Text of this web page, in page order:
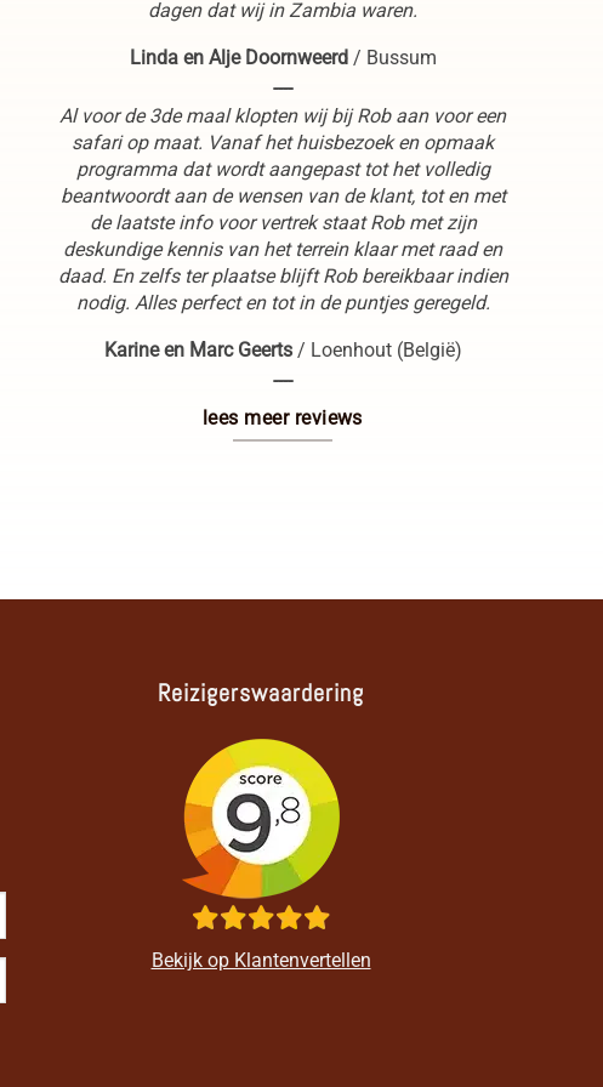
dagen dat wij in Zambia waren.
Linda en Alje Doornweerd / Bussum
----
Al voor de 3de maal klopten wij bij Rob aan voor een
safari op maat. Vanaf het huisbezoek en opmaak
programma dat wordt aangepast tot het volledig
beantwoordt aan de wensen van de klant, tot en met
de laatste info voor vertrek staat Rob met zijn
deskundige kennis van het terrein klaar met raad en
daad. En zelfs ter plaatse blijft Rob bereikbaar indien
nodig. Alles perfect en tot in de puntjes geregeld.
Karine en Marc Geerts / Loenhout (België)
----
lees meer reviews
Reizigerswaardering
Bekijk op Klantenvertellen